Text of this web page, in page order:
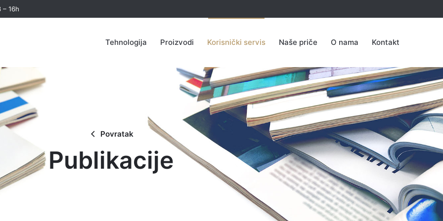
– 16h
Tehnologija Proizvodi Korisnički servis Naše priče O nama Kontakt
Povratak
Publikacije